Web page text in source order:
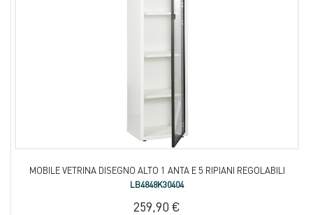
MOBILE VETRINA DISEGNO ALTO 1 ANTA E 5 RIPIANI REGOLABILI
LB4848K30404
259,90 €